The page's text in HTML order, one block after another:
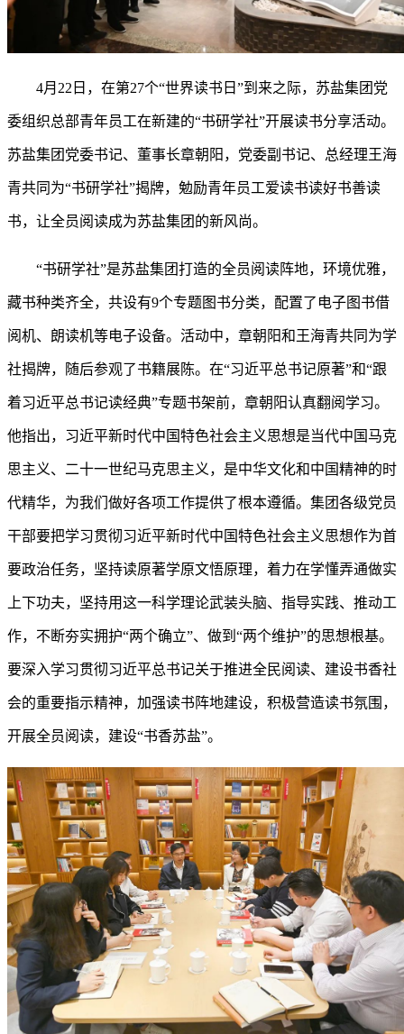
4月22日，在第27个“世界读书日”到来之际，苏盐集团党
委组织总部青年员工在新建的“书研学社”开展读书分享活动。
苏盐集团党委书记、董事长章朝阳，党委副书记、总经理王海
青共同为“书研学社”揭牌，勉励青年员工爱读书读好书善读
书，让全员阅读成为苏盐集团的新风尚。
“书研学社”是苏盐集团打造的全员阅读阵地，环境优雅，
藏书种类齐全，共设有9个专题图书分类，配置了电子图书借
阅机、朗读机等电子设备。活动中，章朝阳和王海青共同为学
社揭牌，随后参观了书籍展陈。在“习近平总书记原著”和“跟
着习近平总书记读经典”专题书架前，章朝阳认真翻阅学习。
他指出，习近平新时代中国特色社会主义思想是当代中国马克
思主义、二十一世纪马克思主义，是中华文化和中国精神的时
代精华，为我们做好各项工作提供了根本遵循。集团各级党员
干部要把学习贯彻习近平新时代中国特色社会主义思想作为首
要政治任务，坚持读原著学原文悟原理，着力在学懂弄通做实
上下功夫，坚持用这一科学理论武装头脑、指导实践、推动工
作，不断夯实拥护“两个确立”、做到“两个维护”的思想根基。
要深入学习贯彻习近平总书记关于推进全民阅读、建设书香社
会的重要指示精神，加强读书阵地建设，积极营造读书氛围，
开展全员阅读，建设“书香苏盐”。